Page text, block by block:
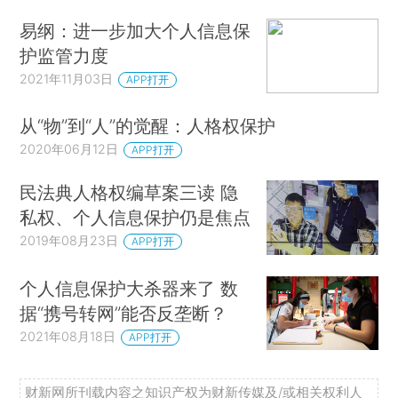
易纲：进一步加大个人信息保
护监管力度
2021年11月03日 APP打开
从“物”到“人”的觉醒：人格权保护
2020年06月12日 APP打开
民法典人格权编草案三读 隐
私权、个人信息保护仍是焦点
2019年08月23日 APP打开
个人信息保护大杀器来了 数
据“携号转网”能否反垄断？
2021年08月18日 APP打开
财新网所刊载内容之知识产权为财新传媒及/或相关权利人